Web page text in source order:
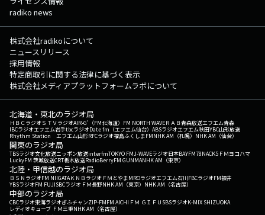
radiko news
株式会社radikoについて
ニュースリリース
採用情報
特定商取引に関する法律に基づく表示
株式会社メディアプラットフォームラボについて
北海道・東北のラジオ局
ＨＢＣラジオＳＴＶラジオAIR-G'（FM北海道） FM NORTH WAVEＲＡＢ青森放送エフエム青森
IBCラジオエフエム岩手tbcラジオDate fm（エフエム仙台） ABSラジオエフエム秋田YBC山形放送
Rhythm Station エフエム山形RFCラジオ福島ふくしまFMNHK AM（札幌） NHK AM（仙台）
関東のラジオ局
TBSラジオ文化放送ニッポン放送interfmTOKYO FMJ-WAVEラジオ日本BAYFM78NACK5 ＦＭヨコハマ
LuckyFM 茨城放送CRT栃木放送RadioBerryFM GUNMANHK AM（東京）
北陸・甲信越のラジオ局
ＢＳＮラジオFM NIIGATAＫＮＢラジオ ＦＭとやまMROラジオエフエム石川FBCラジオFM福井
YBSラジオFM FUJISBCラジオ ＦＭ長野NHK AM（東京） NHK AM（名古屋）
中部のラジオ局
CBCラジオ東海ラジオぎふチャンZIP-FMFM AICHI ＦＭ ＧＩＦＵ SBSラジオK-MIX SHIZUOKA
レディオキューブ ＦＭ三重NHK AM（名古屋）